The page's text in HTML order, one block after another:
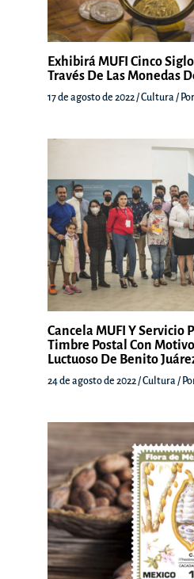
Exhibirá MUFI Cinco
Través De Las Monedas
17 de agosto de 2022 /Cultura / Por
Cancela MUFI Y Servicio
Timbre Postal Con
Luctuoso De Benito
24 de agosto de 2022/Cultura /